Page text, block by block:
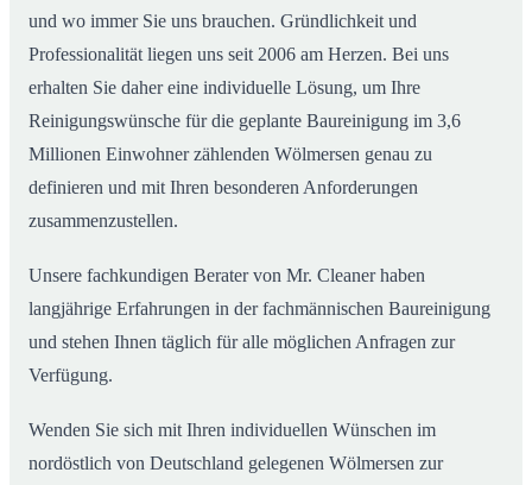
und wo immer Sie uns brauchen. Gründlichkeit und
Professionalität liegen uns seit 2006 am Herzen. Bei uns
erhalten Sie daher eine individuelle Lösung, um Ihre
Reinigungswünsche für die geplante Baureinigung im 3,6
Millionen Einwohner zählenden Wölmersen genau zu
definieren und mit Ihren besonderen Anforderungen
zusammenzustellen.
Unsere fachkundigen Berater von Mr. Cleaner haben
langjährige Erfahrungen in der fachmännischen Baureinigung
und stehen Ihnen täglich für alle möglichen Anfragen zur
Verfügung.
Wenden Sie sich mit Ihren individuellen Wünschen im
nordöstlich von Deutschland gelegenen Wölmersen zur